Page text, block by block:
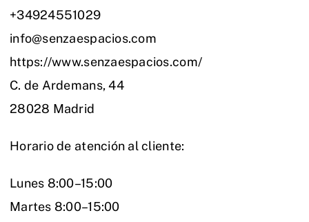
+34924551029
info@senzaespacios.com
https://www.senzaespacios.com/
C. de Ardemans, 44
28028 Madrid
Horario de atención al cliente:
Lunes 8:00–15:00
Martes 8:00–15:00